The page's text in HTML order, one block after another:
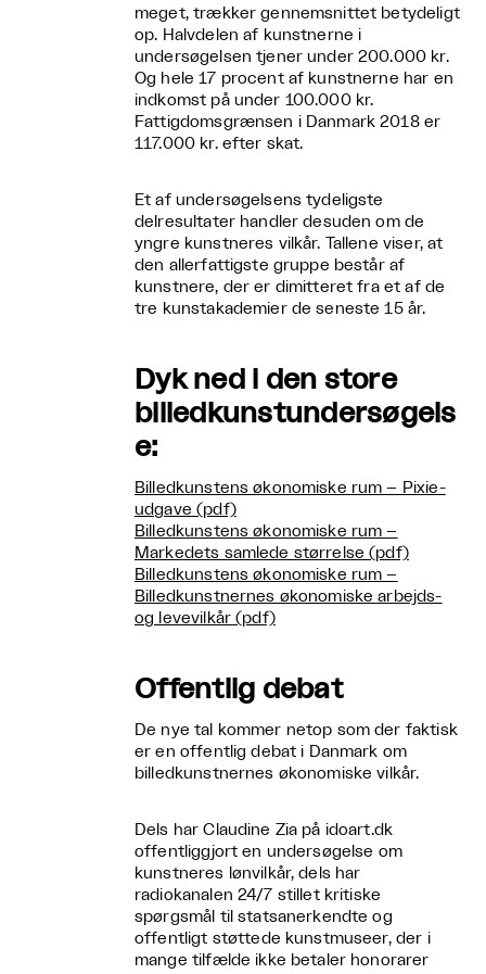
meget, trækker gennemsnittet betydeligt
op. Halvdelen af kunstnerne i
undersøgelsen tjener under 200.000 kr.
Og hele 17 procent af kunstnerne har en
indkomst på under 100.000 kr.
Fattigdomsgrænsen i Danmark 2018 er
117.000 kr. efter skat.
Et af undersøgelsens tydeligste
delresultater handler desuden om de
yngre kunstneres vilkår. Tallene viser, at
den allerfattigste gruppe består af
kunstnere, der er dimitteret fra et af de
tre kunstakademier de seneste 15 år.
Dyk ned i den store
billedkunstundersøgels
e:
Billedkunstens økonomiske rum – Pixie-
udgave (pdf)
Billedkunstens økonomiske rum –
Markedets samlede størrelse (pdf)
Billedkunstens økonomiske rum –
Billedkunstnernes økonomiske arbejds-
og levevilkår (pdf)
Offentlig debat
De nye tal kommer netop som der faktisk
er en offentlig debat i Danmark om
billedkunstnernes økonomiske vilkår.
Dels har Claudine Zia på idoart.dk
offentliggjort en undersøgelse om
kunstneres lønvilkår, dels har
radiokanalen 24/7 stillet kritiske
spørgsmål til statsanerkendte og
offentligt støttede kunstmuseer, der i
mange tilfælde ikke betaler honorarer